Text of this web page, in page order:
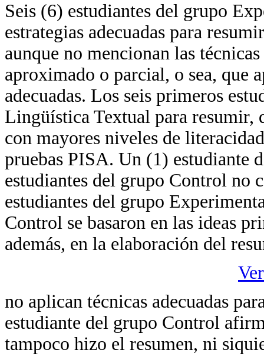
Seis (6) estudiantes del grupo
estrategias adecuadas para
aunque no mencionan las
aproximado o parcial, o sea, que
adecuadas. Los seis primeros
Lingüística Textual para resumir,
con mayores niveles de
pruebas PISA. Un (1) estudiante
estudiantes del grupo Control no
estudiantes del grupo
Control se basaron en las ideas
además, en la elaboración del
no aplican técnicas adecuadas
estudiante del grupo Control
tampoco hizo el resumen, ni